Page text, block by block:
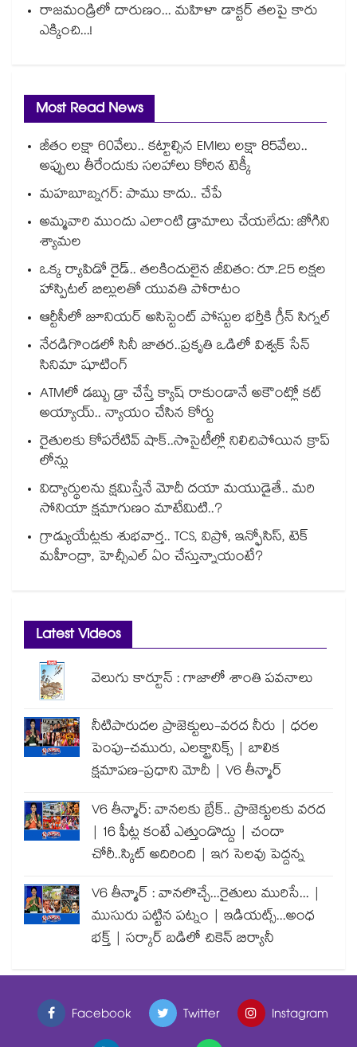
రాజమండ్రిలో దారుణం... మహిళా డాక్టర్ తలపై కారు
ఎక్కించి...!
Most Read News
జీతం లక్షా 60వేలు.. కట్టాల్సిన EMIలు లక్షా 85వేలు..
అప్పులు తీరేందుకు సలహాలు కోరిన టెక్కీ
మహబూబ్నగర్: పాము కాదు.. చేపే
అమ్మవారి ముందు ఎలాంటి డ్రామాలు చేయలేదు: జోగిని
శ్యామల
ఒక్క ర్యాపిడో రైడ్.. తలకిందులైన జీవితం: రూ.25 లక్షల
హాస్పిటల్ బిల్లులతో యువతి పోరాటం
ఆర్టీసీలో జూనియర్ అసిస్టెంట్‌‌ పోస్టుల భర్తీకి గ్రీన్‌‌ సిగ్నల్
నేరడిగొండలో సినీ జాతర..ప్రకృతి ఒడిలో విశ్వక్ సేన్
సినిమా షూటింగ్
ATMలో డబ్బు డ్రా చేస్తే క్యాష్ రాకుండానే అకౌంట్లో కట్
అయ్యాయ్.. న్యాయం చేసిన కోర్టు
రైతులకు కోపరేటివ్ షాక్..సొసైటీల్లో నిలిచిపోయిన క్రాప్
లోన్లు
విద్యార్థులను క్షమిస్తేనే మోదీ దయా మయుడైతే.. మరి
సోనియా క్షమాగుణం మాటేమిటి..?
గ్రాడ్యుయేట్లకు శుభవార్త.. TCS, విప్రో, ఇన్ఫోసిస్, టెక్
మహీంద్రా, హెచ్సీఎల్ ఏం చేస్తున్నాయంటే?
Latest Videos
వెలుగు కార్టూన్ : గాజాలో శాంతి పవనాలు
నీటిపారుదల ప్రాజెక్టులు-వరద నీరు | ధరల
పెంపు-చమురు, ఎలక్ట్రానిక్స్ | బాలిక
క్షమాపణ-ప్రధాని మోదీ | V6 తీన్మార్
V6 తీన్మార్: వానలకు బ్రేక్.. ప్రాజెక్టులకు వరద
| 16 ఫీట్ల కంటే ఎత్తుండొద్దు | చందా
చోరీ..స్కిట్ అదిరింది | ఇగ సెలవు పెద్దన్న
V6 తీన్మార్ : వానలొచ్చే...రైతులు మురిసే... |
ముసురు పట్టిన పట్నం | ఇడియట్స్...అంధ
భక్త్ | సర్కార్ బడిలో చికెన్ బిర్యానీ
Facebook Twitter
Instagram